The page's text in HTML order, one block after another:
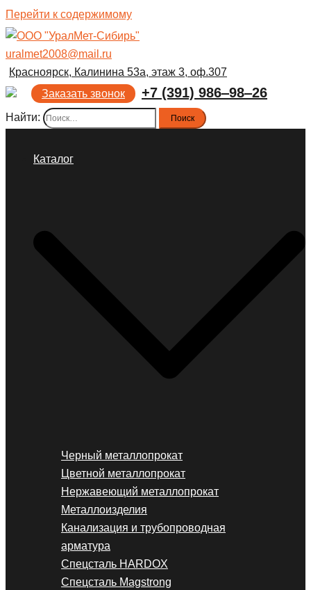
Перейти к содержимому
uralmet2008@mail.ru
Красноярск, Калинина 53а, этаж 3, оф.307
Заказать звонок
+7 (391) 986‒98‒26
Найти:
Каталог
Черный металлопрокат
Цветной металлопрокат
Нержавеющий металлопрокат
Металлоизделия
Канализация и трубопроводная
арматура
Спецсталь HARDOX
Спецсталь Magstrong